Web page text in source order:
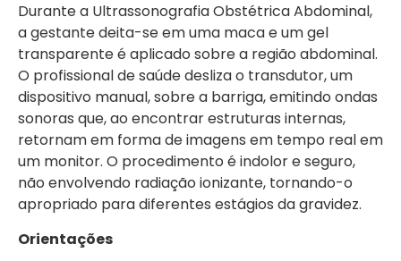
Durante a Ultrassonografia Obstétrica Abdominal,
a gestante deita-se em uma maca e um gel
transparente é aplicado sobre a região abdominal.
O profissional de saúde desliza o transdutor, um
dispositivo manual, sobre a barriga, emitindo ondas
sonoras que, ao encontrar estruturas internas,
retornam em forma de imagens em tempo real em
um monitor. O procedimento é indolor e seguro,
não envolvendo radiação ionizante, tornando-o
apropriado para diferentes estágios da gravidez.
Orientações